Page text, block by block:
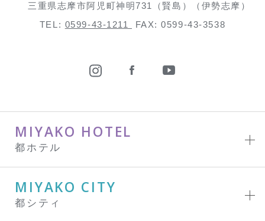
三重県志摩市阿児町神明731（賢島）（伊勢志摩）
TEL: 0599-43-1211 FAX: 0599-43-3538
MIYAKO HOTEL
都ホテル
MIYAKO CITY
都シティ